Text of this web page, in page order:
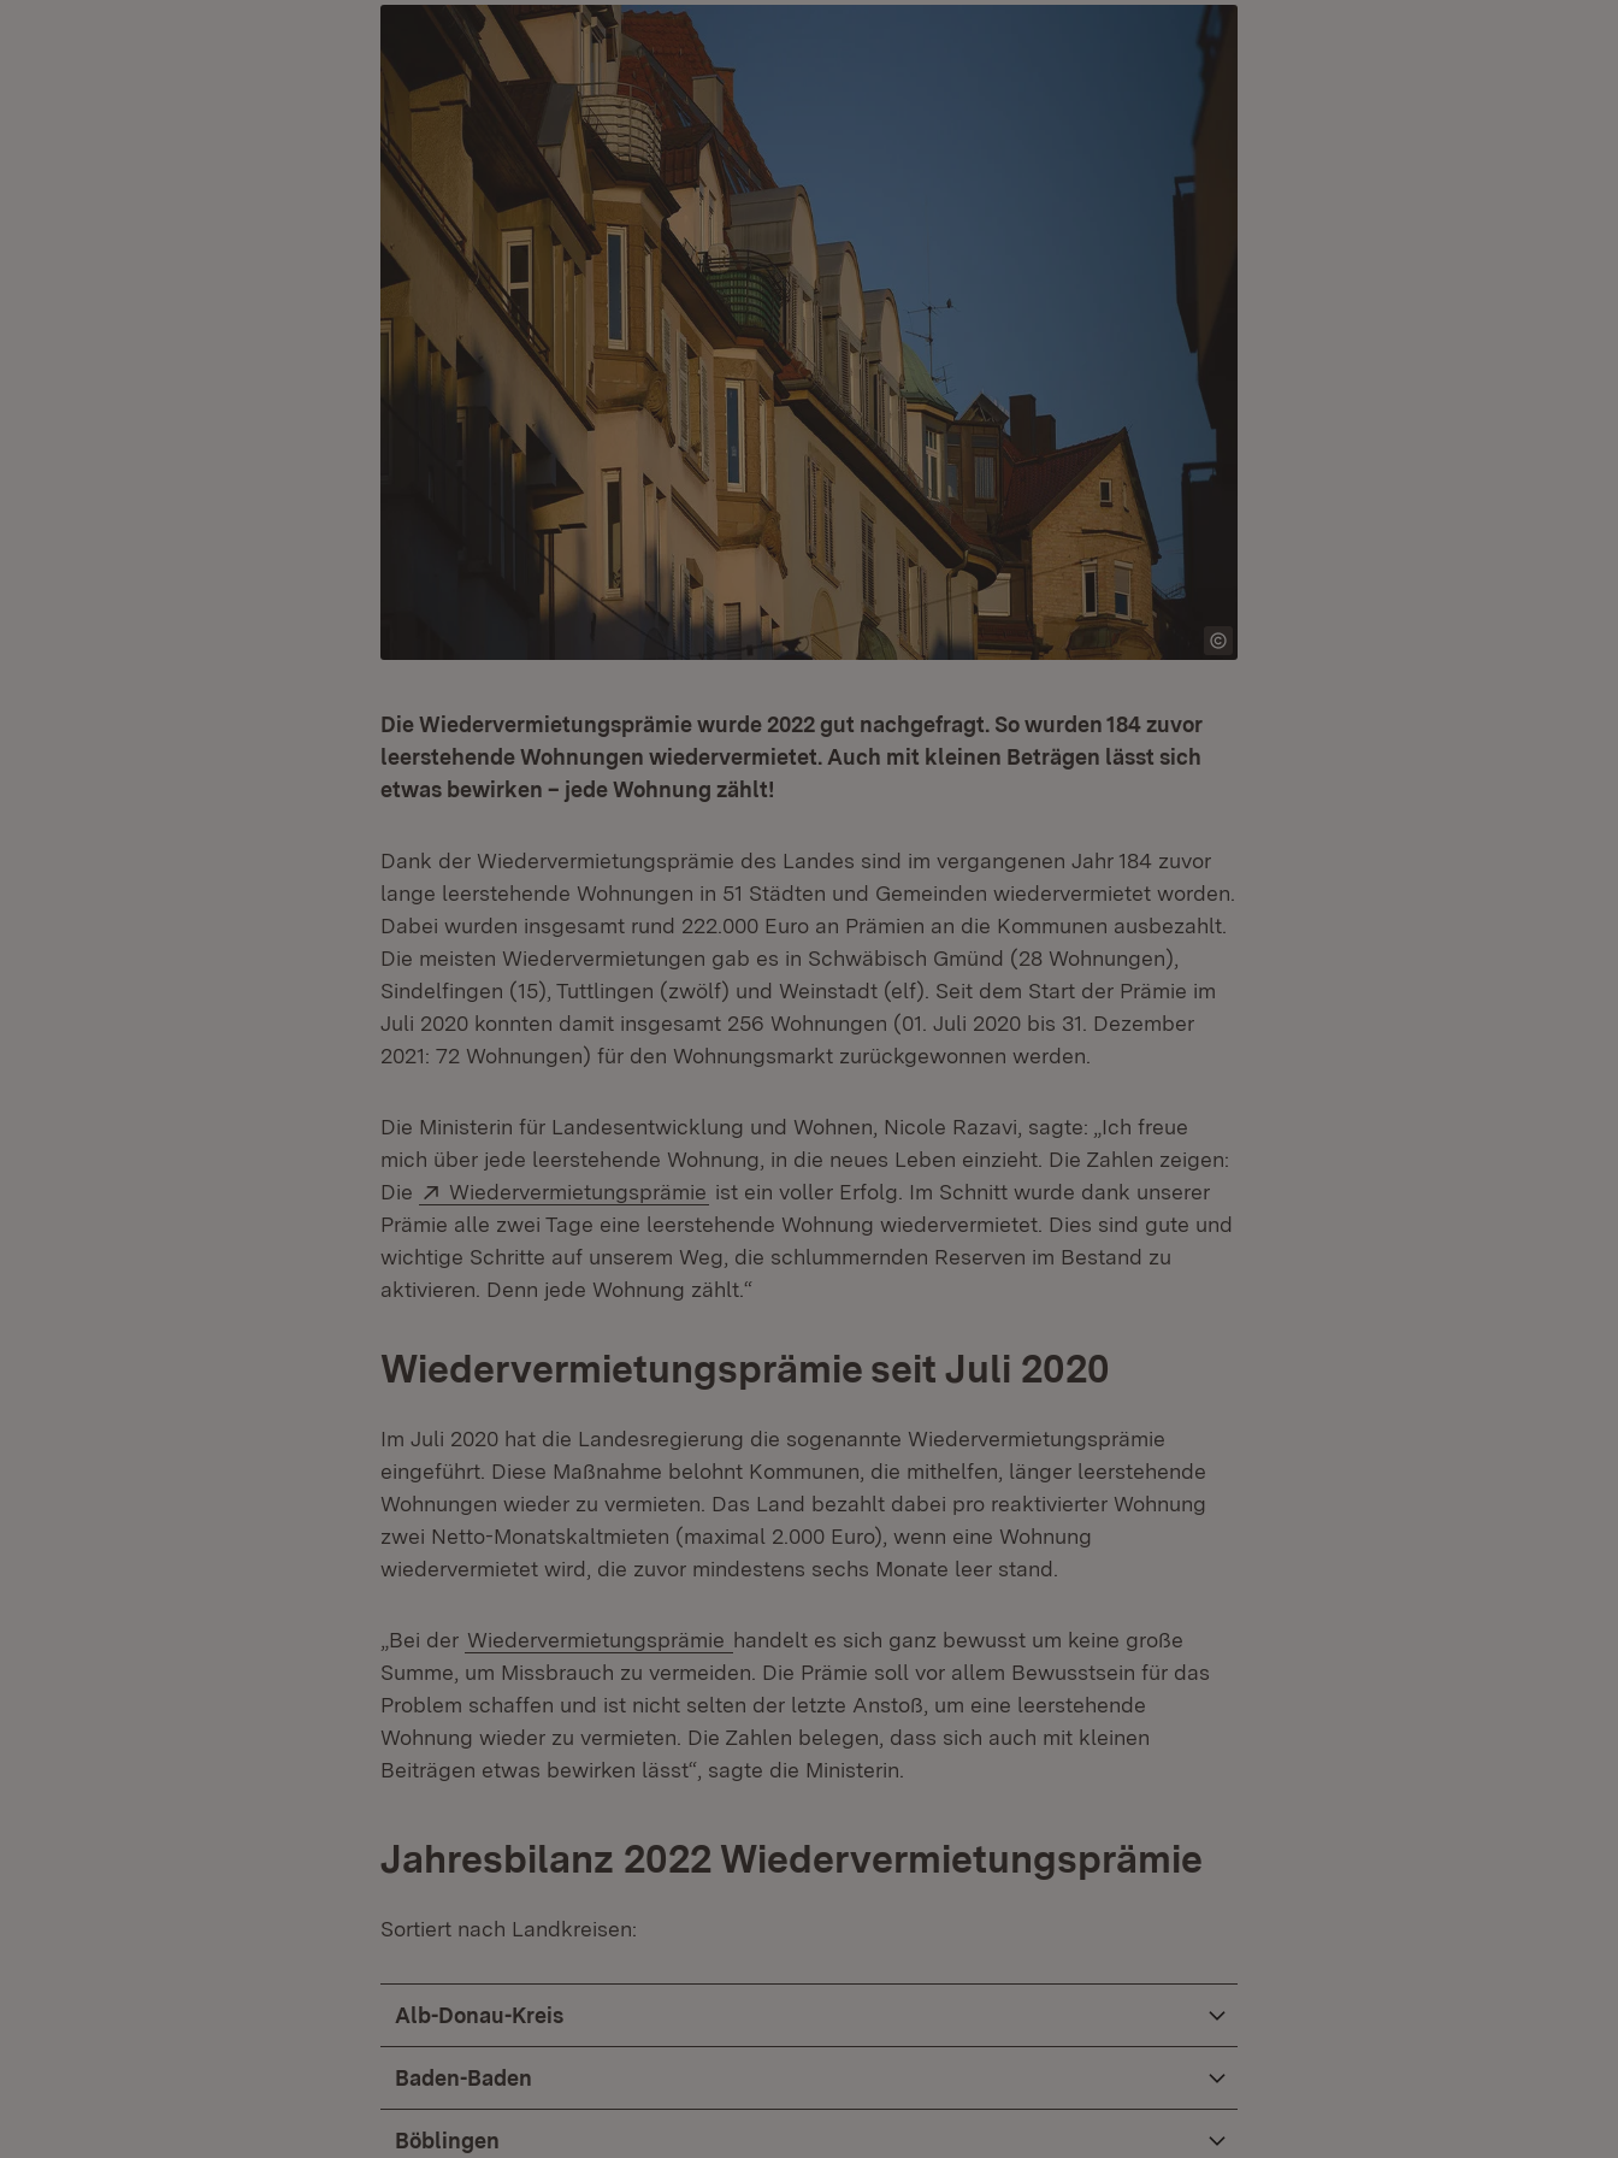
Die Wiedervermietungsprämie wurde 2022 gut nachgefragt. So wurden 184 zuvor
leerstehende Wohnungen wiedervermietet. Auch mit kleinen Beträgen lässt sich
etwas bewirken – jede Wohnung zählt!
Dank der Wiedervermietungsprämie des Landes sind im vergangenen Jahr 184 zuvor
lange leerstehende Wohnungen in 51 Städten und Gemeinden wiedervermietet worden.
Dabei wurden insgesamt rund 222.000 Euro an Prämien an die Kommunen ausbezahlt.
Die meisten Wiedervermietungen gab es in Schwäbisch Gmünd (28 Wohnungen),
Sindelfingen (15), Tuttlingen (zwölf) und Weinstadt (elf). Seit dem Start der Prämie im
Juli 2020 konnten damit insgesamt 256 Wohnungen (01. Juli 2020 bis 31. Dezember
2021: 72 Wohnungen) für den Wohnungsmarkt zurückgewonnen werden.
Die Ministerin für Landesentwicklung und Wohnen, Nicole Razavi, sagte: „Ich freue
mich über jede leerstehende Wohnung, in die neues Leben einzieht. Die Zahlen zeigen:
Die
Extern:
Wiedervermietungsprämie (Öffnet in neuem Fenster)
ist ein voller Erfolg. Im Schnitt wurde dank unserer
Prämie alle zwei Tage eine leerstehende Wohnung wiedervermietet. Dies sind gute und
wichtige Schritte auf unserem Weg, die schlummernden Reserven im Bestand zu
aktivieren. Denn jede Wohnung zählt.“
Wiedervermietungsprämie seit Juli 2020
Im Juli 2020 hat die Landesregierung die sogenannte Wiedervermietungsprämie
eingeführt. Diese Maßnahme belohnt Kommunen, die mithelfen, länger leerstehende
Wohnungen wieder zu vermieten. Das Land bezahlt dabei pro reaktivierter Wohnung
zwei Netto-Monatskaltmieten (maximal 2.000 Euro), wenn eine Wohnung
wiedervermietet wird, die zuvor mindestens sechs Monate leer stand.
„Bei der Wiedervermietungsprämie handelt es sich ganz bewusst um keine große
Summe, um Missbrauch zu vermeiden. Die Prämie soll vor allem Bewusstsein für das
Problem schaffen und ist nicht selten der letzte Anstoß, um eine leerstehende
Wohnung wieder zu vermieten. Die Zahlen belegen, dass sich auch mit kleinen
Beiträgen etwas bewirken lässt“, sagte die Ministerin.
Jahresbilanz 2022 Wiedervermietungsprämie
Sortiert nach Landkreisen:
Alb-Donau-Kreis
Baden-Baden
Böblingen